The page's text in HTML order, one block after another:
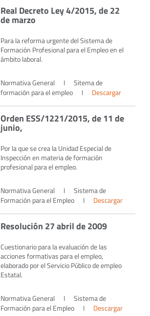
Real Decreto Ley 4/2015, de 22
de marzo
Para la reforma urgente del Sistema de
Formación Profesional para el Empleo en el
ámbito laboral.
Normativa General I
Sitema de
formación para el empleo
I Descargar
Orden ESS/1221/2015, de 11 de
junio,
Por la que se crea la Unidad Especial de
Inspección en materia de formación
profesional para el empleo.
Normativa General I
Sistema de
Formación para el Empleo
I Descargar
Resolución 27 abril de 2009
Cuestionario para la evaluación de las
acciones formativas para el empleo,
elaborado por el Servicio Público de empleo
Estatal.
Normativa General I
Sistema de
Formación para el Empleo
I Descargar